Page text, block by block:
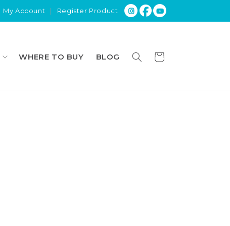
My Account | Register Product
WHERE TO BUY BLOG Panier